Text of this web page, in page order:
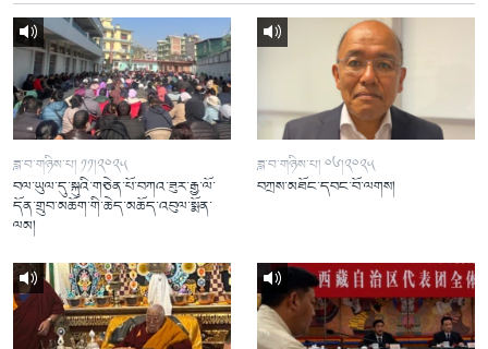
ཟླ་བ་གཉིས་པ། ༡༡།༢༠༢༥
བལ་ཡུལ་དུ་སྐུའི་གཅེན་པོ་བཀའ་ཟུར་རྒྱ་ལོ་
དོན་གྲུབ་མཆོག་གི་ཆེད་མཆོད་འབུལ་སྨོན་
ལམ།
ཟླ་བ་གཉིས་པ། ༠༦།༢༠༢༥
བཀྲས་མཐོང་དབང་བོ་ལགས།